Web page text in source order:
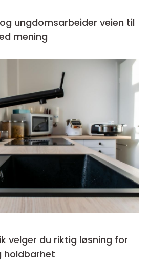
veien til
mening
velger du riktig løsning for
holdbarhet